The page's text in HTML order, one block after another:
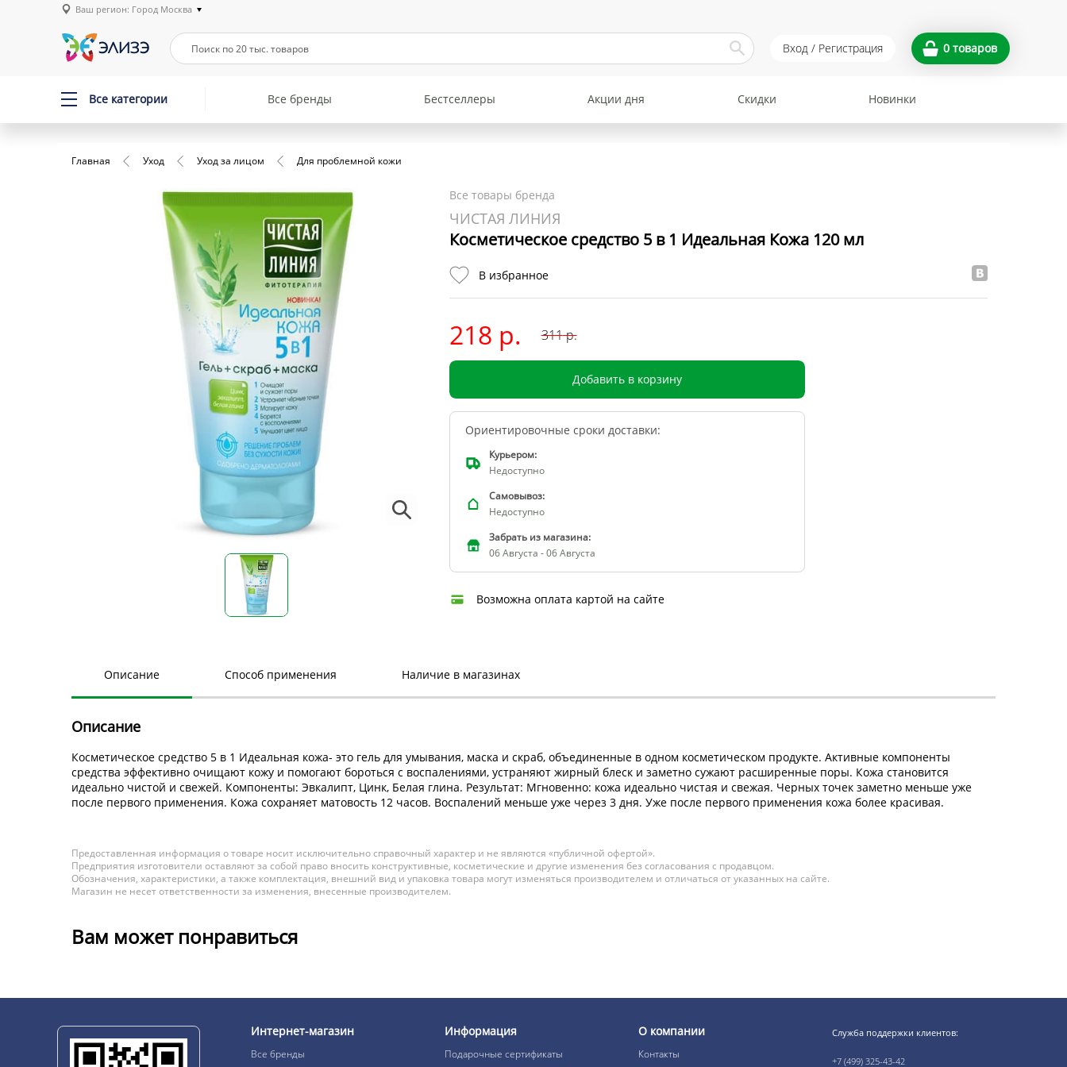
Ваш регион: Город Москва
Вход / Регистрация 0 товаров
Все категории Все бренды Бестселлеры Акции дня Скидки Новинки
Главная Уход Уход за лицом Для проблемной кожи
Все товары бренда
ЧИСТАЯ ЛИНИЯ
Косметическое средство 5 в 1 Идеальная Кожа 120 мл
В избранное
218 р. 311р.
Добавить в корзину
Ориентировочные сроки доставки:
Курьером:
Недоступно
Самовывоз:
Недоступно
Забрать из магазина:
06 Августа - 06 Августа
Возможна оплата картой на сайте
Описание Способ применения Наличие в магазинах
Описание
Косметическое средство 5 в 1 Идеальная кожа- это гель для умывания, маска и скраб, объединенные в одном косметическом продукте. Активные компоненты
средства эффективно очищают кожу и помогают бороться с воспалениями, устраняют жирный блеск и заметно сужают расширенные поры. Кожа становится
идеально чистой и свежей. Компоненты: Эвкалипт, Цинк, Белая глина. Результат: Мгновенно: кожа идеально чистая и свежая. Черных точек заметно меньше уже
после первого применения. Кожа сохраняет матовость 12 часов. Воспалений меньше уже через 3 дня. Уже после первого применения кожа более красивая.
Предоставленная информация о товаре носит исключительно справочный характер и не являются «публичной офертой».
Предприятия изготовители оставляют за собой право вносить конструктивные, косметические и другие изменения без согласования с продавцом.
Обозначения, характеристики, а также комплектация, внешний вид и упаковка товара могут изменяться производителем и отличаться от указанных на сайте.
Магазин не несет ответственности за изменения, внесенные производителем.
Вам может понравиться
Интернет-магазин
Все бренды
Информация
Подарочные сертификаты
О компании
Контакты
Служба поддержки клиентов:
+7 (499) 325-43-42